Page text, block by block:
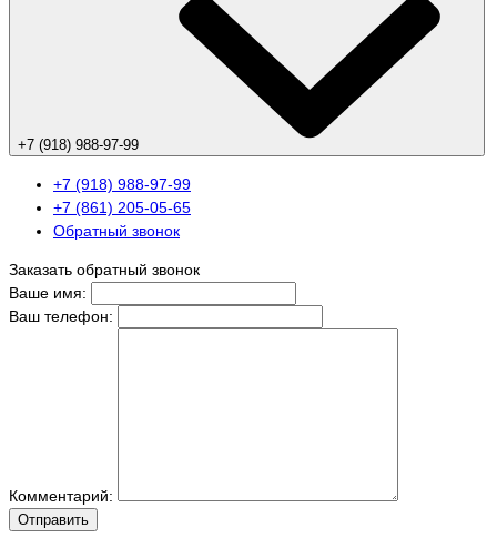
+7 (918) 988-97-99
+7 (918) 988-97-99
+7 (861) 205-05-65
Обратный звонок
Заказать обратный звонок
Ваше имя:
Ваш телефон:
Комментарий:
Отправить